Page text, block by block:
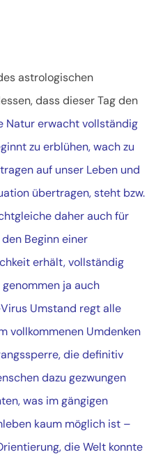
astrologischen
dass dieser Tag den
Natur erwacht vollständig
zu erblühen, wach zu
auf unser Leben und
übertragen, steht bzw.
daher auch für
Beginn einer
erhält, vollständig
ja auch
Umstand regt alle
vollkommenen Umdenken
die definitiv
dazu gezwungen
was im gängigen
kaum möglich ist –
die Welt konnte